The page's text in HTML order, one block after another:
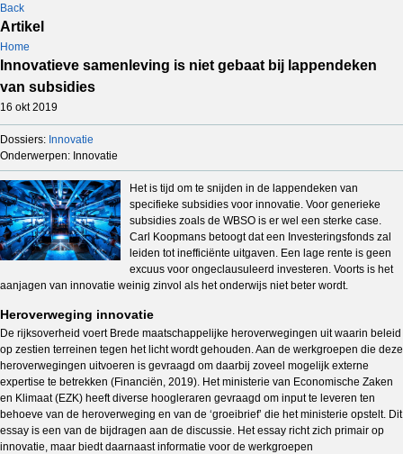
Back
Artikel
Home
Innovatieve samenleving is niet gebaat bij lappendeken
van subsidies
16 okt 2019
Dossiers: Innovatie
Onderwerpen: Innovatie
Het is tijd om te snijden in de lappendeken van
specifieke subsidies voor innovatie. Voor generieke
subsidies zoals de WBSO is er wel een sterke case.
Carl Koopmans betoogt dat een Investeringsfonds zal
leiden tot inefficiënte uitgaven. Een lage rente is geen
excuus voor ongeclausuleerd investeren. Voorts is het
aanjagen van innovatie weinig zinvol als het onderwijs niet beter wordt.
Heroverweging innovatie
De rijksoverheid voert Brede maatschappelijke heroverwegingen uit waarin beleid
op zestien terreinen tegen het licht wordt gehouden. Aan de werkgroepen die deze
heroverwegingen uitvoeren is gevraagd om daarbij zoveel mogelijk externe
expertise te betrekken (Financiën, 2019). Het ministerie van Economische Zaken
en Klimaat (EZK) heeft diverse hoogleraren gevraagd om input te leveren ten
behoeve van de heroverweging en van de ‘groeibrief’ die het ministerie opstelt. Dit
essay is een van de bijdragen aan de discussie. Het essay richt zich primair op
innovatie, maar biedt daarnaast informatie voor de werkgroepen